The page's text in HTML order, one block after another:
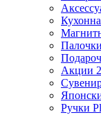
Акции
Ручки